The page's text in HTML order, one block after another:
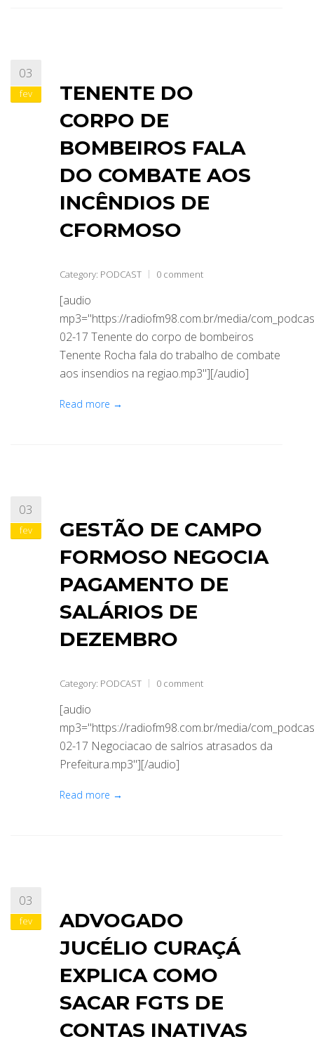
03
fev
TENENTE DO
CORPO DE
BOMBEIROS FALA
DO COMBATE AOS
INCÊNDIOS DE
CFORMOSO
Category: PODCAST 0 comment
[audio
mp3="https://radiofm98.com.br/media/
02-17 Tenente do corpo de bombeiros
Tenente Rocha fala do trabalho de combate
aos insendios na regiao.mp3"][/audio]
Read more →
03
fev
GESTÃO DE CAMPO
FORMOSO NEGOCIA
PAGAMENTO DE
SALÁRIOS DE
DEZEMBRO
Category: PODCAST 0 comment
[audio
mp3="https://radiofm98.com.br/media/
02-17 Negociacao de salrios atrasados da
Prefeitura.mp3"][/audio]
Read more →
03
fev
ADVOGADO
JUCÉLIO CURAÇÁ
EXPLICA COMO
SACAR FGTS DE
CONTAS INATIVAS